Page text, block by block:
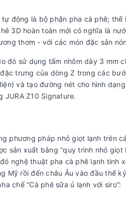
tự động là bộ phận pha cà phê;
3D hoàn toàn mới có nghĩa là
thơm - với các món đặc sản
đó sử dụng tấm nhôm dày 3 mm
trưng của dòng Z trong các
và tạo đường nét cho hình
JURA Z10 Signature.
phương pháp nhỏ giọt lạnh trên
sản xuất bằng “quy trình nhỏ giọt
nghệ thuật pha cà phê lạnh tinh
Mỹ rồi đến châu Âu vào đầu thế
chế “Cà phê sữa ủ lạnh với siro”: